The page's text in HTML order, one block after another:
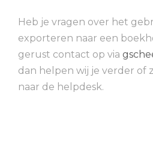
Heb je vragen over het
exporteren naar een
gerust contact op via
dan helpen wij je verder of
naar de helpdesk.